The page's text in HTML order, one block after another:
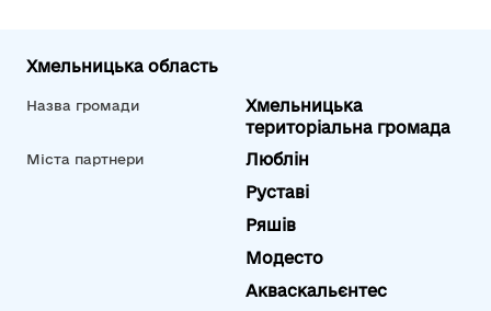
Хмельницька область
Назва громади
Хмельницька
територіальна громада
Міста партнери
Люблін
Руставі
Ряшів
Модесто
Акваскальєнтес